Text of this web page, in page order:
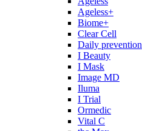
Ageless+
Biome+
Clear Cell
Daily prevention
I Beauty
I Mask
Image MD
Iluma
I Trial
Ormedic
Vital C